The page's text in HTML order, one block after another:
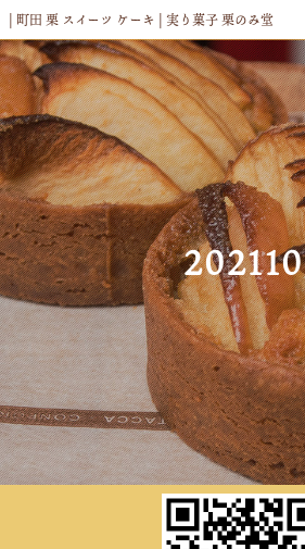
| 町田 栗 スイーツ ケーキ | 実り菓子 栗のみ堂
202110